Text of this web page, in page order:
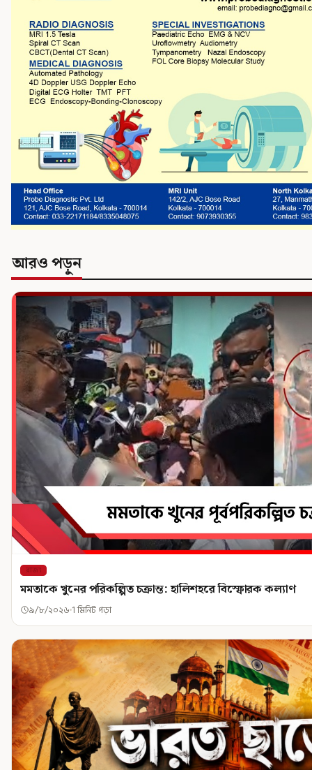
আরও পড়ুন
রাজ্য
মমতাকে খুনের পরিকল্পিত চক্রান্ত: হালিশহরে বিস্ফোরক কল্যাণ
৯/৮/২০২৬ 1 মিনিট পড়া